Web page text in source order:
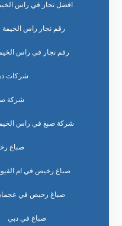
افضل نجار في راس
رقم نجار راس الخيمة
رقم نجار في راس
شركات
شركة
شركة صبغ في راس
صباغ
صباغ رخيص في ام
صباغ رخيص في
صباغ في دبي